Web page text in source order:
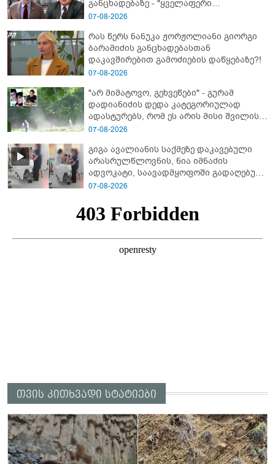
განცხადებაზე - "ყველაფერი
დეტალურად ვიცი... კამანში მოკლული
ბარამიძე კი ტყუის"
07-08-2026
რას წერს ნანუკა ჟორჟოლიანი გიორგი
ბარამიძის განცხადებასთან
დაკავშირებით გამოძიების დაწყებაზე?!
07-08-2026
"არ მიმატოვო, გეხვეწები" - გუ­რა­მ
დადიანიძის დედა კა­ტე­გო­რი­უ­ლად
ადას­ტუ­რებს, რომ ეს არის მისი შვი­ლის
ხმა
07-08-2026
გიგა ავალიანის საქმეზე დაკავებული
არასრულწლოვნის, ნია იმნაძის
ადვოკატი, საავადმყოფოში გადაღებულ
კადრებს ავრცელებს
07-08-2026
თვის კითხვადი სტატიები